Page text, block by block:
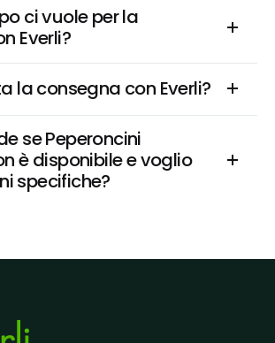
ci vuole per la
Everli?
la consegna con Everli?
se Peperoncini
è disponibile e voglio
specifiche?